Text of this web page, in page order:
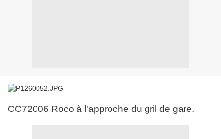
CC72006 Roco à l'approche du gril de gare.